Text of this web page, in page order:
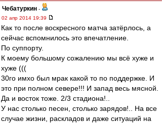
Чебатуркин -
02 апр 2014 19:39
Как то после воскресного матча затёрлось, а
сейчас вспомнилось это впечатление.
По суппорту.
К моему большому сожалению мы всё хуже и
хуже (((
30го имхо был мрак какой то по поддержке. И
это при полном севере!!! И запад весь мясной.
Да и восток тоже. 2/3 стадиона!..
У нас столько песен, столько зарядов!.. На все
случае жизни, раскладов и даже ситуаций на